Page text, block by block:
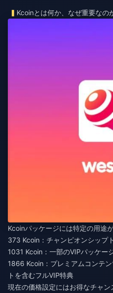
Kcoinとは何か、なぜ重要なの
Kcoinパッケージには特定の用途
373 Kcoin：チャンピオンシップ
1031 Kcoin：一部のVIPパッケー
1866 Kcoin：プレミアムコンテ
トを含むフルVIP特典
現在の価格設定にはお得なチャ